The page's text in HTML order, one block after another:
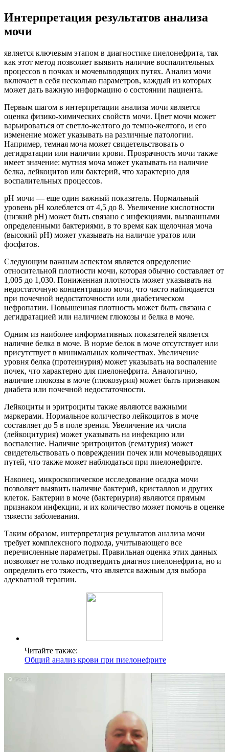
Интерпретация результатов анализа
мочи
является ключевым этапом в диагностике пиелонефрита, так
как этот метод позволяет выявить наличие воспалительных
процессов в почках и мочевыводящих путях. Анализ мочи
включает в себя несколько параметров, каждый из которых
может дать важную информацию о состоянии пациента.
Первым шагом в интерпретации анализа мочи является
оценка физико-химических свойств мочи. Цвет мочи может
варьироваться от светло-желтого до темно-желтого, и его
изменение может указывать на различные патологии.
Например, темная моча может свидетельствовать о
дегидратации или наличии крови. Прозрачность мочи также
имеет значение: мутная моча может указывать на наличие
белка, лейкоцитов или бактерий, что характерно для
воспалительных процессов.
pH мочи — еще один важный показатель. Нормальный
уровень pH колеблется от 4,5 до 8. Увеличение кислотности
(низкий pH) может быть связано с инфекциями, вызванными
определенными бактериями, в то время как щелочная моча
(высокий pH) может указывать на наличие уратов или
фосфатов.
Следующим важным аспектом является определение
относительной плотности мочи, которая обычно составляет от
1,005 до 1,030. Пониженная плотность может указывать на
недостаточную концентрацию мочи, что часто наблюдается
при почечной недостаточности или диабетическом
нефропатии. Повышенная плотность может быть связана с
дегидратацией или наличием глюкозы и белка в моче.
Одним из наиболее информативных показателей является
наличие белка в моче. В норме белок в моче отсутствует или
присутствует в минимальных количествах. Увеличение
уровня белка (протеинурия) может указывать на воспаление
почек, что характерно для пиелонефрита. Аналогично,
наличие глюкозы в моче (глюкозурия) может быть признаком
диабета или почечной недостаточности.
Лейкоциты и эритроциты также являются важными
маркерами. Нормальное количество лейкоцитов в моче
составляет до 5 в поле зрения. Увеличение их числа
(лейкоцитурия) может указывать на инфекцию или
воспаление. Наличие эритроцитов (гематурия) может
свидетельствовать о повреждении почек или мочевыводящих
путей, что также может наблюдаться при пиелонефрите.
Наконец, микроскопическое исследование осадка мочи
позволяет выявить наличие бактерий, кристаллов и других
клеток. Бактерии в моче (бактериурия) являются прямым
признаком инфекции, и их количество может помочь в оценке
тяжести заболевания.
Таким образом, интерпретация результатов анализа мочи
требует комплексного подхода, учитывающего все
перечисленные параметры. Правильная оценка этих данных
позволяет не только подтвердить диагноз пиелонефрита, но и
определить его тяжесть, что является важным для выбора
адекватной терапии.
Читайте также:
Общий анализ крови при пиелонефрите